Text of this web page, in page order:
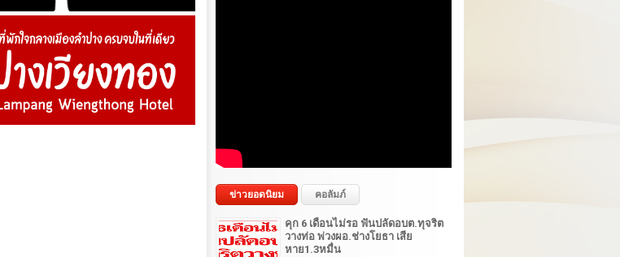
ข่าวยอดนิยม คอลัมภ์
คุก 6 เดือนไม่รอ ฟันปลัดอบต.ทุจริต
วางท่อ พ่วงผอ.ช่างโยธา เสีย
หาย1.3หมื่น